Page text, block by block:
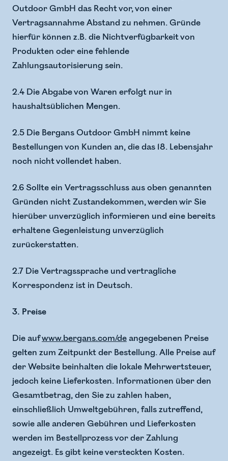
Outdoor GmbH das Recht vor, von einer
Vertragsannahme Abstand zu nehmen. Gründe
hierfür können z.B. die Nichtverfügbarkeit von
Produkten oder eine fehlende
Zahlungsautorisierung sein.
2.4 Die Abgabe von Waren erfolgt nur in
haushaltsüblichen Mengen.
2.5 Die Bergans Outdoor GmbH nimmt keine
Bestellungen von Kunden an, die das 18. Lebensjahr
noch nicht vollendet haben.
2.6 Sollte ein Vertragsschluss aus oben genannten
Gründen nicht Zustandekommen, werden wir Sie
hierüber unverzüglich informieren und eine bereits
erhaltene Gegenleistung unverzüglich
zurückerstatten.
2.7 Die Vertragssprache und vertragliche
Korrespondenz ist in Deutsch.
3. Preise
Die aufwww.bergans.com/de angegebenen Preise
gelten zum Zeitpunkt der Bestellung. Alle Preise auf
der Website beinhalten die lokale Mehrwertsteuer,
jedoch keine Lieferkosten. Informationen über den
Gesamtbetrag, den Sie zu zahlen haben,
einschließlich Umweltgebühren, falls zutreffend,
sowie alle anderen Gebühren und Lieferkosten
werden im Bestellprozess vor der Zahlung
angezeigt. Es gibt keine versteckten Kosten.